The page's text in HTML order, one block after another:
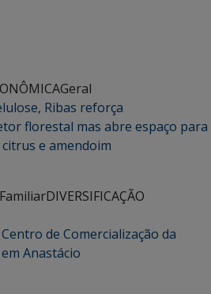
Geral
Ribas reforça
florestal mas abre espaço para
e amendoim
DIVERSIFICAÇÃO
de Comercialização da
Anastácio